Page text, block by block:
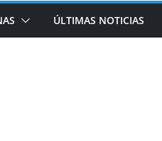
zacatecano
de la cocina
DIF
ÚLTIMAS NOTICIAS